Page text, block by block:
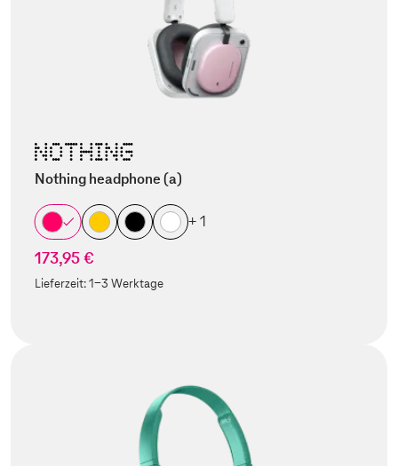
Nothing headphone (a)
+ 1
173,95 €
Lieferzeit:1-3 Werktage